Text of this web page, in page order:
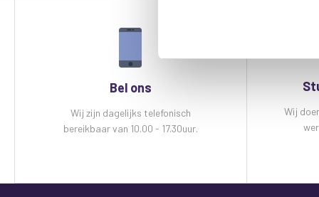
Bel ons
Wij zijn dagelijks telefonisch
bereikbaar van 10.00 - 17.30uur.
Wij